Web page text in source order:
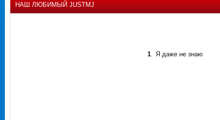
НАШ ЛЮБИМЫЙ JUSTMJ
1. Я даже не знаю